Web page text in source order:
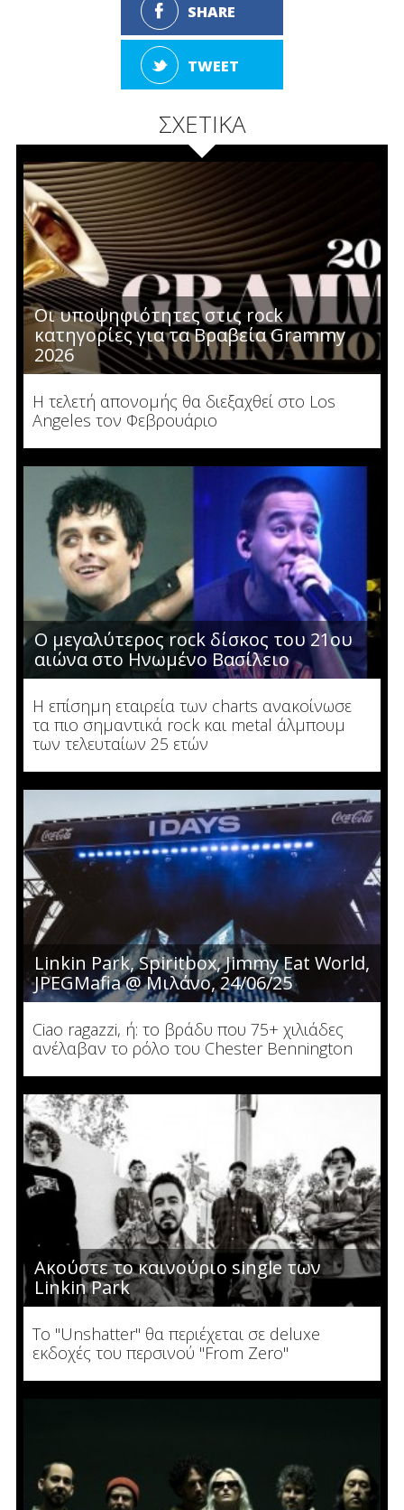
SHARE
TWEET
ΣΧΕΤΙΚΑ
Οι υποψηφιότητες στις rock
κατηγορίες για τα Βραβεία Grammy
2026
Η τελετή απονομής θα διεξαχθεί στο Los
Angeles τον Φεβρουάριο
Ο μεγαλύτερος rock δίσκος του 21ου
αιώνα στο Ηνωμένο Βασίλειο
Η επίσημη εταιρεία των charts ανακοίνωσε
τα πιο σημαντικά rock και metal άλμπουμ
των τελευταίων 25 ετών
Linkin Park, Spiritbox, Jimmy Eat World,
JPEGMafia @ Μιλάνο, 24/06/25
Ciao ragazzi, ή: το βράδυ που 75+ χιλιάδες
ανέλαβαν το ρόλο του Chester Bennington
Ακούστε το καινούριο single των
Linkin Park
Το "Unshatter" θα περιέχεται σε deluxe
εκδοχές του περσινού "From Zero"